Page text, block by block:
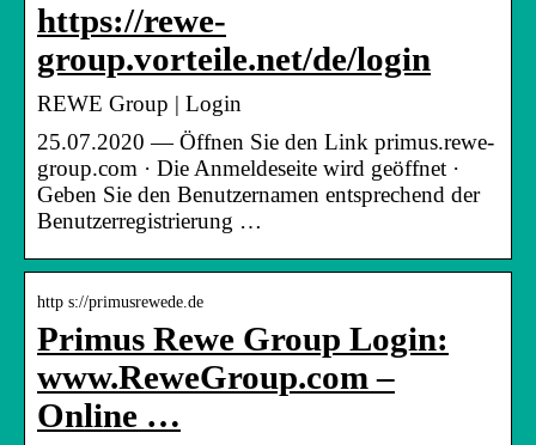
https://rewe-
group.vorteile.net/de/login
REWE Group | Login
25.07.2020 — Öffnen Sie den Link primus.rewe-
group.com · Die Anmeldeseite wird geöffnet ·
Geben Sie den Benutzernamen entsprechend der
Benutzerregistrierung …
http s://primusrewede.de
Primus Rewe Group Login:
www.ReweGroup.com –
Online …